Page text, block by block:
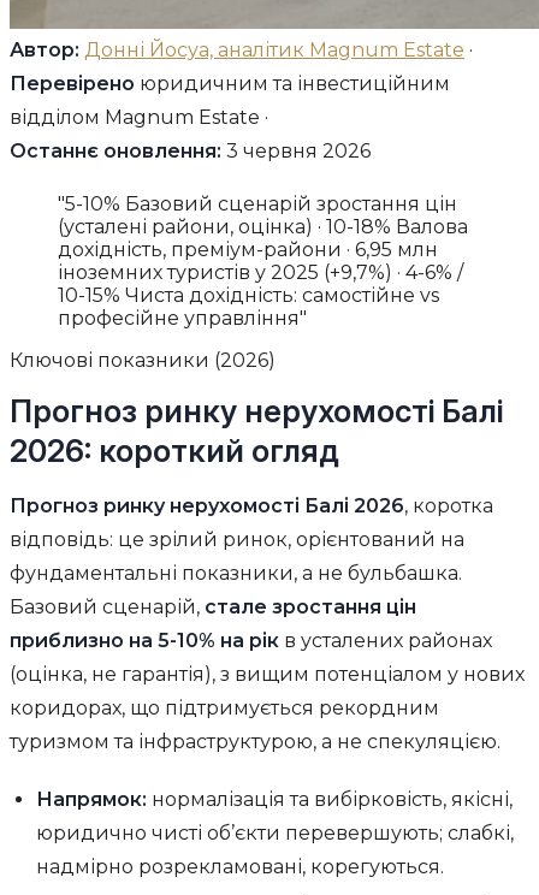
Автор: Донні Йосуа, аналітик Magnum Estate ·
Перевірено юридичним та інвестиційним
відділом Magnum Estate ·
Останнє оновлення: 3 червня 2026
"5-10% Базовий сценарій зростання цін
(усталені райони, оцінка) · 10-18% Валова
дохідність, преміум-райони · 6,95 млн
іноземних туристів у 2025 (+9,7%) · 4-6% /
10-15% Чиста дохідність: самостійне vs
професійне управління"
Ключові показники (2026)
Прогноз ринку нерухомості Балі
2026: короткий огляд
Прогноз ринку нерухомості Балі 2026, коротка
відповідь: це зрілий ринок, орієнтований на
фундаментальні показники, а не бульбашка.
Базовий сценарій, стале зростання цін
приблизно на 5-10% на рік в усталених районах
(оцінка, не гарантія), з вищим потенціалом у нових
коридорах, що підтримується рекордним
туризмом та інфраструктурою, а не спекуляцією.
Напрямок: нормалізація та вибірковість, якісні,
юридично чисті об’єкти перевершують; слабкі,
надмірно розрекламовані, корегуються.